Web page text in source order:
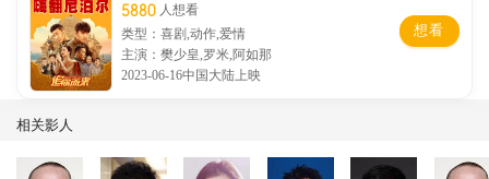
一个慌乱不堪的落跑新娘，一个满身蛇纹的笨贼杀手，再加
上一口河南话的尼泊尔导游、大大咧咧热情好客的中国大
姐，一对专门搞事情的“无影手”和“二疙瘩”师徒等等，从各
据人物身份、地位、性格、立场的不同，呈现出形态各异的
幽默感，笑料全程贯穿，多线索黑色幽默与直观笑点接踵输
5880 人想看
类型：喜剧,动作,爱情
主演：樊少皇,罗米,阿如那
2023-06-16中国大陆上映
想看
相关影人